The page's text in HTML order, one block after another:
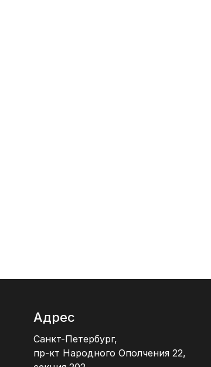
Адрес
Санкт-Петербург,
пр-кт Народного Ополчения 22,